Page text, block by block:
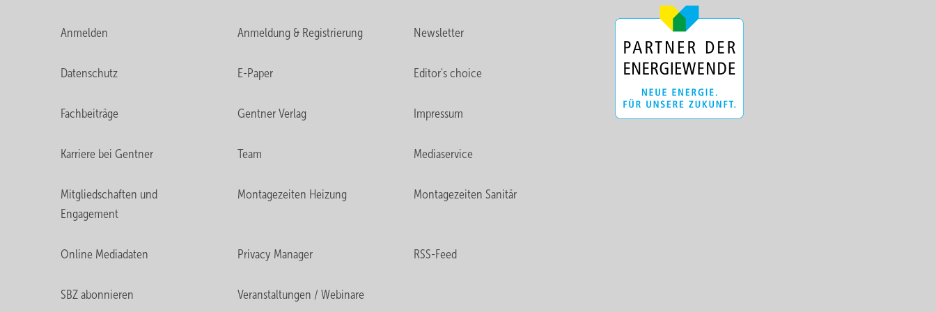
Anmelden Anmeldung & Registrierung Newsletter
Datenschutz E-Paper Editor's choice
Fachbeiträge Gentner Verlag Impressum
Karriere bei Gentner Team Mediaservice
Mitgliedschaften und
Engagement
Montagezeiten Heizung Montagezeiten Sanitär
Online Mediadaten Privacy Manager RSS-Feed
SBZ abonnieren Veranstaltungen / Webinare